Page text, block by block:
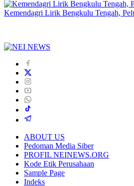
Kemendagri Lirik Bengkulu Tengah,
ABOUT US
Pedoman Media Siber
PROFIL NEINEWS.ORG
Kode Etik Perusahaan
Sample Page
Indeks